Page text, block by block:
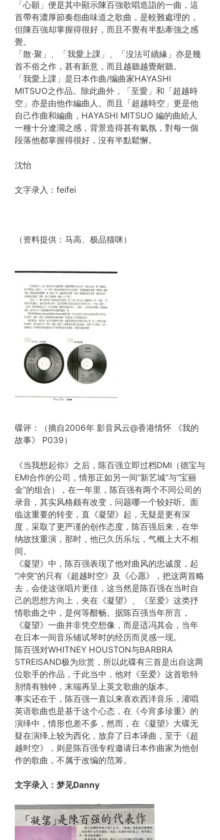
「心願」便是其中顯示陳百強歌唱造詣的一曲，這
首帶有濃厚節奏怨曲味道之歌曲，是較難處理的，
但陳百強却掌握得很好，而且不覺有半點牽強之感
覺。
「散·聚」、「我愛上課」、「沒法可續緣」亦是幾
首不俗之作，甚有新意，而且越聽越覺耐聽。
「我愛上課」是日本作曲/编曲家HAYASHI
MITSUO之作品。除此曲外，「至愛」和「超越時
空」亦是由他作編曲人。而且「超越時空」更是他
自己作曲和編曲，HAYASHI MITSUO 編的曲給人
一種十分遼濶之感，背景造得甚有氣氛，對每一個
段落他都掌握得很好，沒有半點鬆懈。
沈怡
文字录入：feifei
（资料提供：马高、极品猫咪）
碟评：（摘自2006年 影音风云@香港情怀 《我的
故事》 P039）
《当我想起你》之后，陈百强立即过档DMI（德宝与
EMI合作的公司，情形正如另一间“新艺城”与“宝丽
金”的组合），在一年里，陈百强有两个不同公司的
录音，其实风格颇有改变，问题哪一个较好听。面
临这重要的转变，直《凝望》起，无疑是更有深
度，采取了更严谨的创作态度，陈百强后来，在华
纳故技重演，那时，他已久历乐坛，气概上大不相
同。
《凝望》中，陈百强表现了他对曲风的忠诚度，起
“冲突”的只有《超越时空》及《心愿》，把这两首略
去，会使这张唱片更佳，这当然是陈百强在当时自
己的思想方向上，夹在《凝望》、《至爱》这类抒
情歌曲之中，是何等酣畅。据陈百强当年所言，
《凝望》一曲并非凭空想像，而是适冯其会，当年
在日本一间音乐铺试琴时的经历而灵感一现。
陈百强对WHITNEY HOUSTON与BARBRA
STREISAND极为欣赏，所以此碟有三首是出自这两
位歌手的作品，于此当中，他对《至爱》这首歌特
别情有独钟，末端再呈上英文歌曲的版本。
事实还在于，陈百强一直以来喜欢西洋音乐，灌唱
英语歌曲也是基于这个心态，在《今宵多珍重》的
演绎中，情形也差不多，然而，在《凝望》大碟无
疑在演绎上较为西化，放弃了日本译曲，至于《超
越时空》，则是陈百强专程邀请日本作曲家为他创
作的歌曲，不属于改编的范筹。
文字录入：梦见Danny